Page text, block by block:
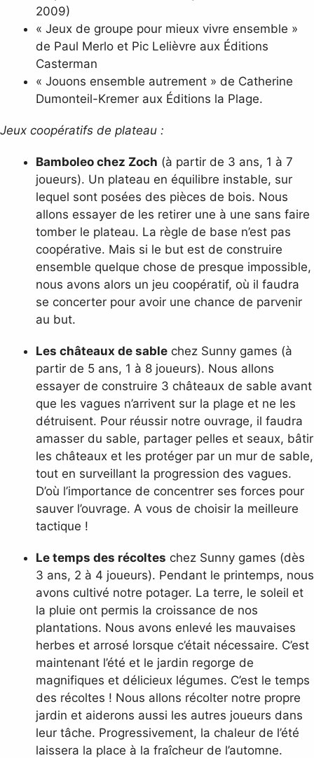
2009)
« Jeux de groupe pour mieux vivre ensemble »
de Paul Merlo et Pic Lelièvre aux Éditions
Casterman
« Jouons ensemble autrement » de Catherine
Dumonteil-Kremer aux Éditions la Plage.
Jeux coopératifs de plateau :
Bamboleo chez Zoch (à partir de 3 ans, 1 à 7
joueurs). Un plateau en équilibre instable, sur
lequel sont posées des pièces de bois. Nous
allons essayer de les retirer une à une sans faire
tomber le plateau. La règle de base n’est pas
coopérative. Mais si le but est de construire
ensemble quelque chose de presque impossible,
nous avons alors un jeu coopératif, où il faudra
se concerter pour avoir une chance de parvenir
au but.
Les châteaux de sable chez Sunny games (à
partir de 5 ans, 1 à 8 joueurs). Nous allons
essayer de construire 3 châteaux de sable avant
que les vagues n’arrivent sur la plage et ne les
détruisent. Pour réussir notre ouvrage, il faudra
amasser du sable, partager pelles et seaux, bâtir
les châteaux et les protéger par un mur de sable,
tout en surveillant la progression des vagues.
D’où l’importance de concentrer ses forces pour
sauver l’ouvrage. A vous de choisir la meilleure
tactique !
Le temps des récoltes chez Sunny games (dès
3 ans, 2 à 4 joueurs). Pendant le printemps, nous
avons cultivé notre potager. La terre, le soleil et
la pluie ont permis la croissance de nos
plantations. Nous avons enlevé les mauvaises
herbes et arrosé lorsque c’était nécessaire. C’est
maintenant l’été et le jardin regorge de
magnifiques et délicieux légumes. C’est le temps
des récoltes ! Nous allons récolter notre propre
jardin et aiderons aussi les autres joueurs dans
leur tâche. Progressivement, la chaleur de l’été
laissera la place à la fraîcheur de l’automne.